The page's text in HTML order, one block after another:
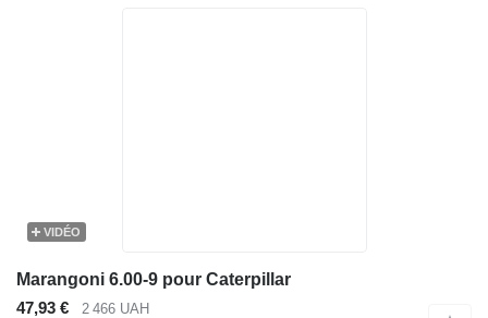
VIDÉO
Marangoni 6.00-9 pour Caterpillar
47,93 €
2 466 UAH